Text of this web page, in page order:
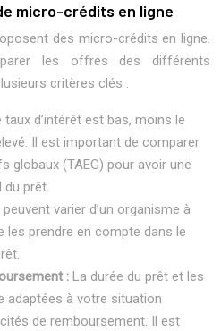
micro-crédits en ligne
des micro-crédits en ligne.
les offres des différents
critères clés :
taux d’intérêt est bas, moins le
Il est important de comparer
globaux (TAEG) pour avoir une
du prêt.
peuvent varier d’un organisme à
les prendre en compte dans le
: La durée du prêt et les
adaptées à votre situation
de remboursement. Il est